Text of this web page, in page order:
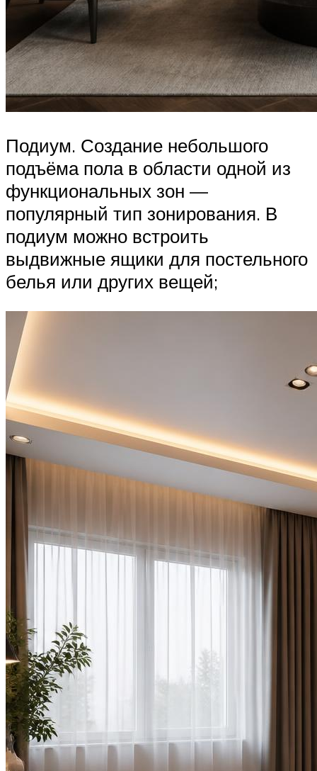
Подиум. Создание небольшого
подъёма пола в области одной из
функциональных зон —
популярный тип зонирования. В
подиум можно встроить
выдвижные ящики для постельного
белья или других вещей;